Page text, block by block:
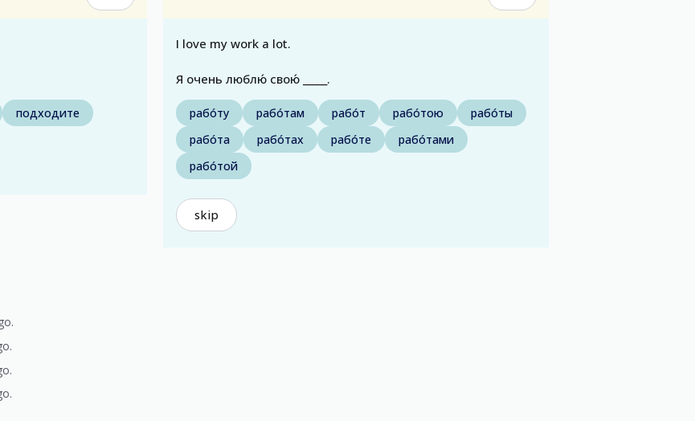
подходите
I love my work a lot.
Я очень люблю́ свою́ _____.
рабо́ту рабо́там рабо́т рабо́тою
рабо́ты
рабо́та
рабо́тах рабо́те
рабо́тами
рабо́той
skip